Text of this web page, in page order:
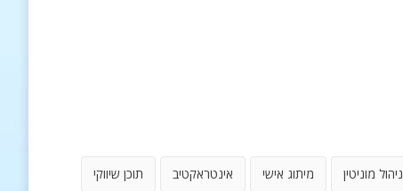
ניהול מוניטין מיתוג אישי אינטראקטיב תוכן שיווקי